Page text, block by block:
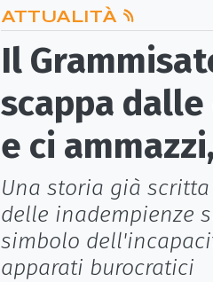
ATTUALITÀ
Il
scappa
e ci
Una storia già
delle inadempienze
simbolo
apparati burocratici